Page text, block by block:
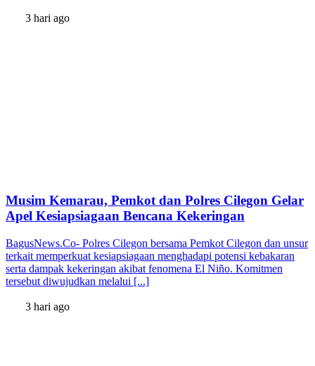
3 hari ago
Musim Kemarau, Pemkot dan Polres Cilegon Gelar
Apel Kesiapsiagaan Bencana Kekeringan
BagusNews.Co- Polres Cilegon bersama Pemkot Cilegon dan unsur
terkait memperkuat kesiapsiagaan menghadapi potensi kebakaran
serta dampak kekeringan akibat fenomena El Niño. Komitmen
tersebut diwujudkan melalui [...]
3 hari ago